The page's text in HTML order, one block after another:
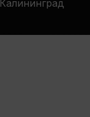
Калининград